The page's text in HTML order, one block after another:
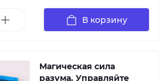
В корзину
Магическая сила
разума. Управляйте